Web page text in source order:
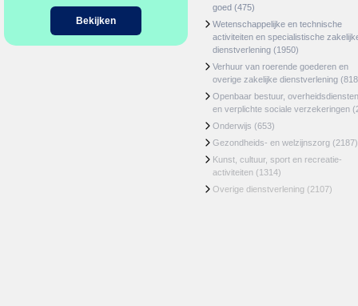
Bekijken
goed (475)
Wetenschappelijke en technische
activiteiten en specialistische
dienstverlening (1950)
Verhuur van roerende goederen en
overige zakelijke dienstverlening
Openbaar bestuur, overheidsdiensten
en verplichte sociale verzekeringen
Onderwijs (653)
Gezondheids- en welzijnszorg (2187)
Kunst, cultuur, sport en recreatie-
activiteiten (1314)
Overige dienstverlening (2107)